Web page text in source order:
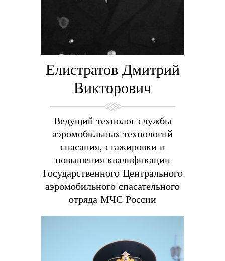
Елистратов Дмитрий
Викторович
Ведущий технолог службы
аэромобильных технологий
спасания, стажировки и
повышения квалификации
Государственного Центрального
аэромобильного спасательного
отряда МЧС России